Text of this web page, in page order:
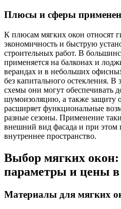
Плюсы и сферы
К плюсам мягких окон относят
экономичность и быструю
строительных работ. В
применяется на балконах и
верандах и в небольших
без капитального остекления.
схемы они могут обеспечивать
шумоизоляцию, а также защиту
расширяет функциональные
разные сезоны. Применение
внешний вид фасада и при этом
внутреннее пространство.
Выбор мягких
параметры и цены
Материалы для мягких